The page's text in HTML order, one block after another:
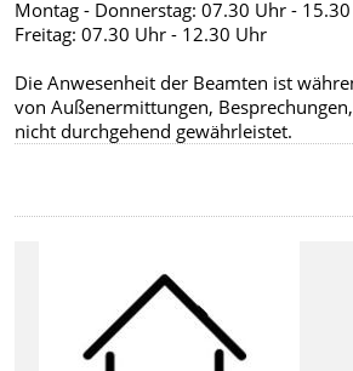
Montag - Donnerstag: 07.30 Uhr -
Freitag: 07.30 Uhr - 12.30 Uhr
Die Anwesenheit der Beamten ist
von Außenermittungen,
nicht durchgehend gewährleistet.